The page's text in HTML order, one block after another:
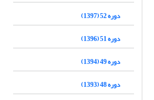
دوره 52 (1397)
دوره 51 (1396)
دوره 49 (1394)
دوره 48 (1393)